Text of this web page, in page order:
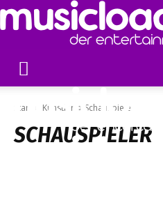
Start Künstler Schauspieler
SCHAUSPIELER